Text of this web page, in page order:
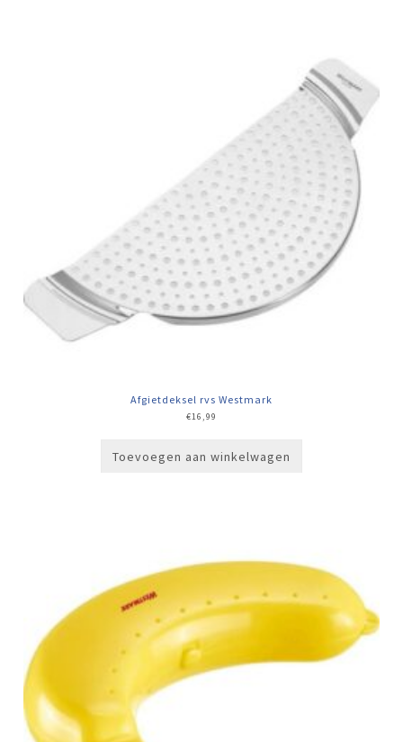
Afgietdeksel rvs Westmark
€16,99
Toevoegen aan winkelwagen